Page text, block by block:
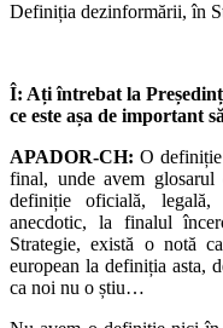
Definiția dezinformării, în
Î: Ați întrebat la
ce este așa de important
APADOR-CH: O
final, unde avem
definiție oficială,
anecdotic, la finalul
Strategie, există o notă
european la definiția asta,
ca noi nu o știu…